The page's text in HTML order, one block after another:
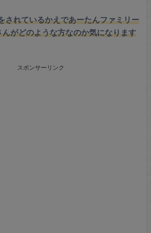
されているかえであーたんファミリー
んがどのような方なのか気になります
スポンサーリンク